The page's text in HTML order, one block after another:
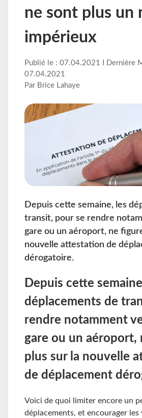
ne sont plus un
impérieux
Publié le : 07.04.2021 I Dernière
07.04.2021
Par Brice Lahaye
Depuis cette semaine, les
transit, pour se rendre
gare ou un aéroport, ne
nouvelle attestation de
dérogatoire.
Depuis cette
déplacements de
rendre notamment
gare ou un aéroport,
plus sur la nouvelle
de déplacement
Voici de quoi limiter encore un
déplacements, et encourager les